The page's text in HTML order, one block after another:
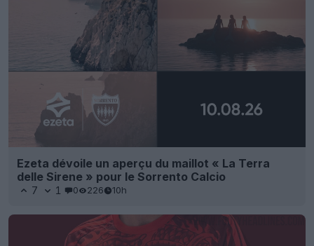
Ezeta dévoile un aperçu du maillot « La Terra
delle Sirene » pour le Sorrento Calcio
7 1 0 226 10h